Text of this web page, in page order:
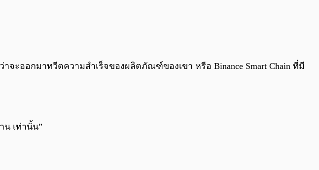
0:00 0:00
จะออกมาทวีตความสำเร็จของผลิตภัณฑ์ของเขา หรือ Binance Smart Chain ที่มี
น เท่านั้น”